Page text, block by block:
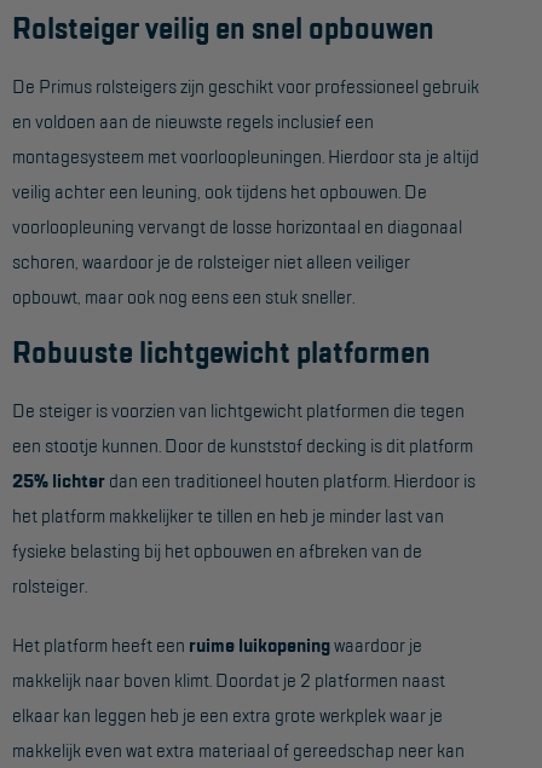
Gevelrenovatie
Industrieel onderhoud
Telescoop hoogwerkers
Knikarmhoogwerkers
Masthoogwerkers
Autohoogwerkers
Project toepassingen
Laagbouw
Hoogbouw
Projectvoorbeelden
KEURING
Rolsteiger veilig en snel opbouwen
De Primus rolsteigers zijn geschikt voor professioneel gebruik
en voldoen aan de nieuwste regels inclusief een
montagesysteem met voorloopleuningen. Hierdoor sta je altijd
veilig achter een leuning, ook tijdens het opbouwen. De
voorloopleuning vervangt de losse horizontaal en diagonaal
schoren, waardoor je de rolsteiger niet alleen veiliger
opbouwt, maar ook nog eens een stuk sneller.
Robuuste lichtgewicht platformen
De steiger is voorzien van lichtgewicht platformen die tegen
een stootje kunnen. Door de kunststof decking is dit platform
25% lichter dan een traditioneel houten platform. Hierdoor is
het platform makkelijker te tillen en heb je minder last van
fysieke belasting bij het opbouwen en afbreken van de
rolsteiger.
Het platform heeft een ruime luikopeningwaardoor je
makkelijk naar boven klimt. Doordat je 2 platformen naast
elkaar kan leggen heb je een extra grote werkplek waar je
makkelijk even wat extra materiaal of gereedschap neer kan